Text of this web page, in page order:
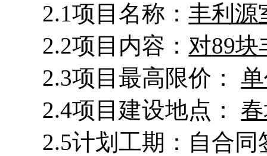
2.1项目名称：丰利源
2.2项目内容： 对89块
2.3项目最高限价：
2.4项目建设地点：
2.5计划工期：自合